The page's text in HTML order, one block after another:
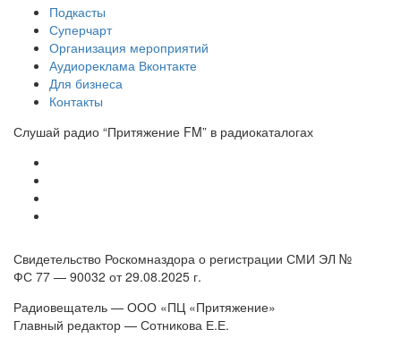
Подкасты
Суперчарт
Организация мероприятий
Аудиореклама Вконтакте
Для бизнеса
Контакты
Слушай радио “Притяжение FM” в радиокаталогах
Свидетельство Роскомназдора о регистрации СМИ ЭЛ №
ФС 77 — 90032 от 29.08.2025 г.
Радиовещатель — ООО «ПЦ «Притяжение»
Главный редактор — Сотникова Е.Е.